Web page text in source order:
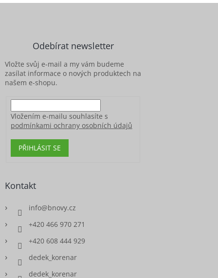
Odebírat newsletter
Vložte svůj e-mail a my vám budeme
zasílat informace o nových produktech na
našem e-shopu.
Vložením e-mailu souhlasíte s
podmínkami ochrany osobních údajů
PŘIHLÁSIT SE
Kontakt
info@bnovy.cz
+420 466 970 271
+420 608 444 929
dedek_korenar
dedek_korenar